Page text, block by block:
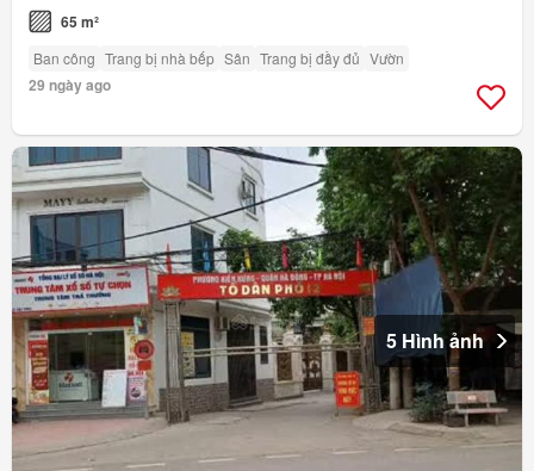
65 m²
Ban công Trang bị nhà bếp Sân Trang bị đầy đủ Vườn
29 ngày ago
5 Hình ảnh